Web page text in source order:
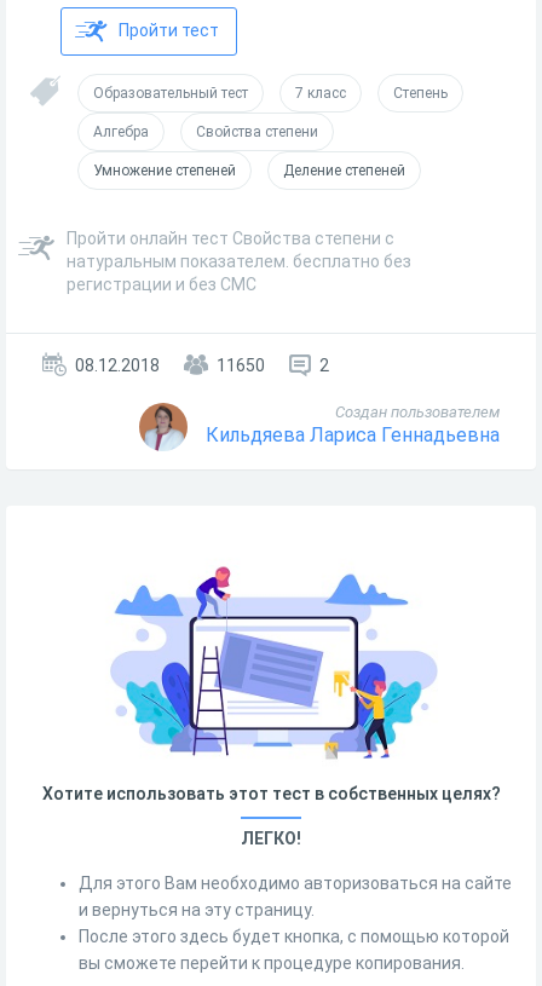
Пройти тест
Образовательный тест 7 класс Степень
Алгебра Свойства степени
Умножение степеней Деление степеней
Пройти онлайн тест Свойства степени с
натуральным показателем. бесплатно без
регистрации и без СМС
08.12.2018 11650 2
Создан пользователем
Кильдяева Лариса Геннадьевна
Хотите использовать этот тест в собственных целях?
ЛЕГКО!
Для этого Вам необходимо авторизоваться на сайте
и вернуться на эту страницу.
После этого здесь будет кнопка, с помощью которой
вы сможете перейти к процедуре копирования.